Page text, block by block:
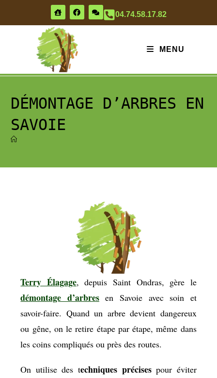
04.74.58.17.82
MENU
DÉMONTAGE D’ARBRES EN
SAVOIE
Terry Élagage, depuis Saint Ondras, gère le
démontage d’arbresen Savoie avec soin et
savoir-faire. Quand un arbre devient dangereux
ou gêne, on le retire étape par étape, même dans
les coins compliqués ou près des routes.
On utilise des techniques précisespour éviter